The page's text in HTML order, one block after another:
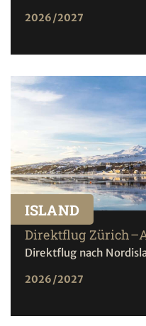
2026/2027
ISLAND
Direktflug
Direktflug nach
2026/2027